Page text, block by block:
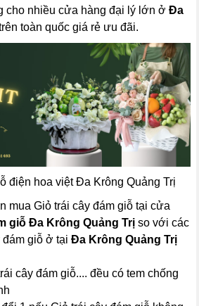
cho nhiều cửa hàng đại lý lớn ởĐa
toàn quốc giá rẻ ưu đãi.
điện hoa việt Đa Krông Quảng Trị
mua Giỏ trái cây đám giỗ tại cửa
giỗ Đa Krông Quảng Trị so với các
đám giỗ ở tạiĐa Krông Quảng Trị
cây đám giỗ.... đều có tem chống